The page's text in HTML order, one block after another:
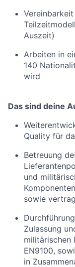
Auszeit)
Arbeiten in
140
wird
Das sind deine
Quality für
Betreuung
und
sowie
Zulassung
militärischen
EN9100,
in